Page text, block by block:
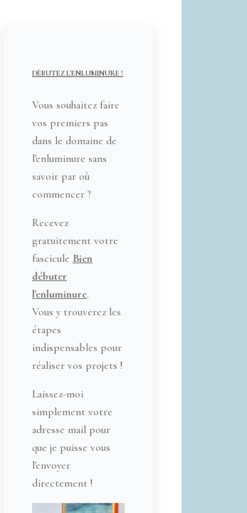
DÉBUTEZ L'ENLUMINURE !
Vous souhaitez faire
vos premiers pas
dans le domaine de
l'enluminure sans
savoir par où
commencer ?
Recevez
gratuitement votre
fascicule Bien
débuter
l'enluminure.
Vous y trouverez les
étapes
indispensables pour
réaliser vos projets !
Laissez-moi
simplement votre
adresse mail pour
que je puisse vous
l'envoyer
directement !